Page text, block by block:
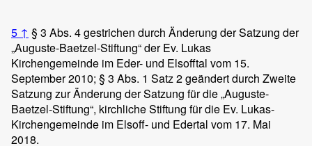
5 ↑ § 3 Abs. 4 gestrichen durch Änderung der Satzung der
„Auguste-Baetzel-Stiftung“ der Ev. Lukas
Kirchengemeinde im Eder- und Elsofftal vom 15.
September 2010; § 3 Abs. 1 Satz 2 geändert durch Zweite
Satzung zur Änderung der Satzung für die „Auguste-
Baetzel-Stiftung“, kirchliche Stiftung für die Ev. Lukas-
Kirchengemeinde im Elsoff- und Edertal vom 17. Mai
2018.